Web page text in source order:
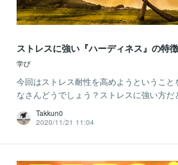
ストレスに強い『ハーディネス』の特
学び
今回はストレス耐性を高めようというこ
なさんどうでしょう？ストレスに強い方だ
Takkun0
2020/11/21 11:04